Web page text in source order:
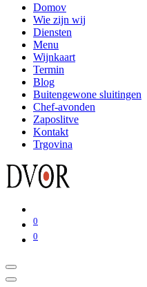
Domov
Wie zijn wij
Diensten
Menu
Wijnkaart
Termin
Blog
Buitengewone sluitingen
Chef-avonden
Zaposlitve
Kontakt
Trgovina
0
0